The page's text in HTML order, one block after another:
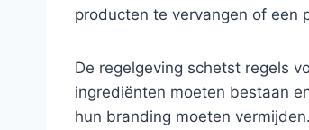
producten te vervangen of een
De regelgeving schetst regels
ingrediënten moeten bestaan
hun branding moeten